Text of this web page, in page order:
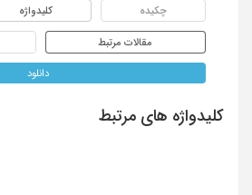
چکیده کلیدواژه
مقالات مرتبط
دانلود
کلیدواژه های مرتبط